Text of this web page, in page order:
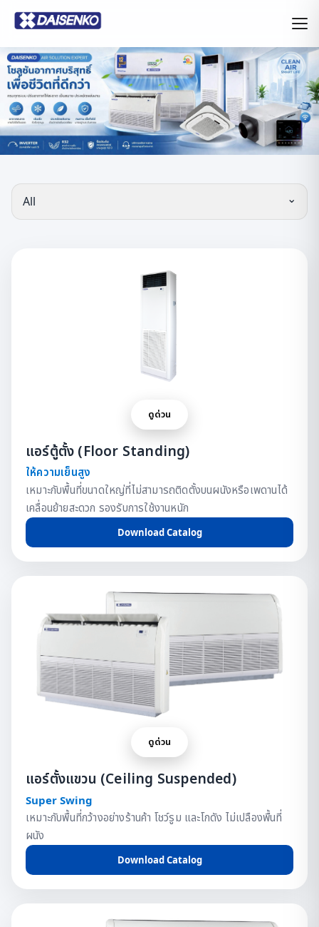
All ⌄
ดูด่วน
แอร์ตู้ตั้ง (Floor Standing)
ให้ความเย็นสูง
เหมาะกับพื้นที่ขนาดใหญ่ที่ไม่สามารถติดตั้งบนผนังหรือเพดานได้
เคลื่อนย้ายสะดวก รองรับการใช้งานหนัก
Download Catalog
ดูด่วน
แอร์ตั้งแขวน (Ceiling Suspended)
Super Swing
เหมาะกับพื้นที่กว้างอย่างร้านค้า โชว์รูม และโกดัง ไม่เปลืองพื้นที่
ผนัง
Download Catalog